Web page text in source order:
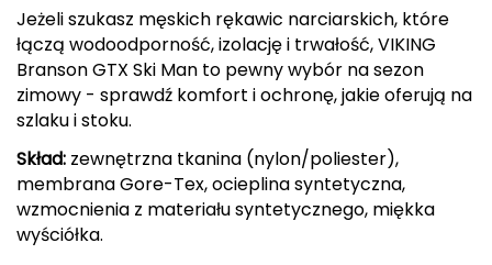
GIVOVA
GSI Outdoors
Gear Aid
Gerber
Giant Dragon
Jeżeli szukasz męskich rękawic narciarskich, które
łączą wodoodporność, izolację i trwałość, VIKING
Branson GTX Ski Man to pewny wybór na sezon
zimowy - sprawdź komfort i ochronę, jakie oferują na
szlaku i stoku.
Skład: zewnętrzna tkanina (nylon/poliester),
membrana Gore-Tex, ocieplina syntetyczna,
wzmocnienia z materiału syntetycznego, miękka
wyściółka.